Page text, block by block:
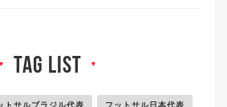
▼ tag list ▼
トサルブラジル代表 フットサル日本代表